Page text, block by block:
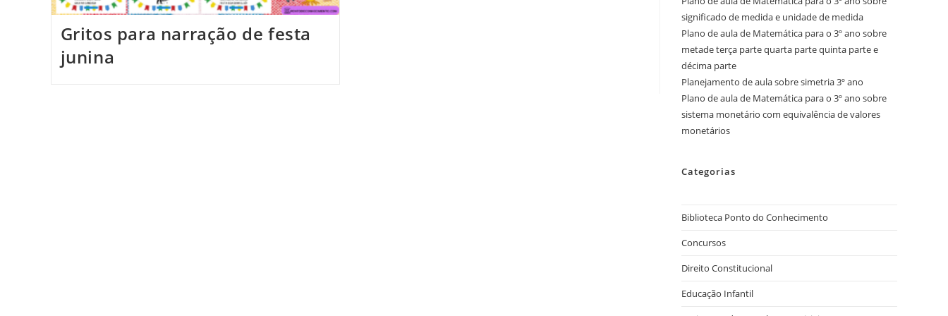
Gritos para narração de festa
junina
significado de medida e unidade de medida
Plano de aula de Matemática para o 3º ano sobre
metade terça parte quarta parte quinta parte e
décima parte
Planejamento de aula sobre simetria 3º ano
Plano de aula de Matemática para o 3º ano sobre
sistema monetário com equivalência de valores
monetários
Categorias
Biblioteca Ponto do Conhecimento
Concursos
Direito Constitucional
Educação Infantil